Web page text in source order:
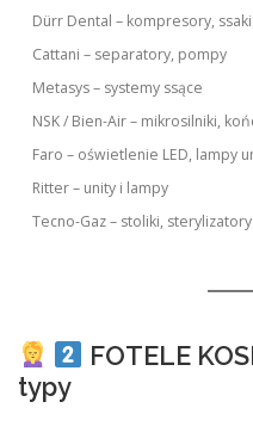
Dürr Dental – kompresory, ssaki
Cattani – separatory, pompy
Metasys – systemy ssące
NSK / Bien-Air – mikrosilniki,
Faro – oświetlenie LED, lampy
Ritter – unity i lampy
Tecno-Gaz – stoliki, sterylizatory
FOTELE
typy